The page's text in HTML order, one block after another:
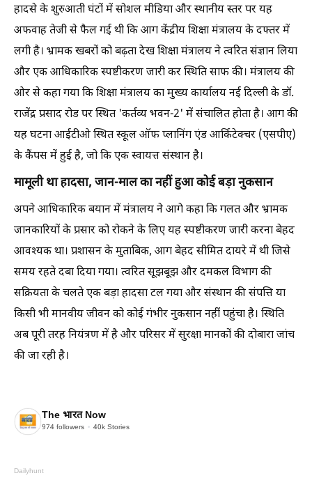
हादसे के शुरुआती घंटों में सोशल मीडिया और स्थानीय स्तर पर यह
अफवाह तेजी से फैल गई थी कि आग केंद्रीय शिक्षा मंत्रालय के दफ्तर में
लगी है। भ्रामक खबरों को बढ़ता देख शिक्षा मंत्रालय ने त्वरित संज्ञान लिया
और एक आधिकारिक स्पष्टीकरण जारी कर स्थिति साफ की। मंत्रालय की
ओर से कहा गया कि शिक्षा मंत्रालय का मुख्य कार्यालय नई दिल्ली के डॉ.
राजेंद्र प्रसाद रोड पर स्थित 'कर्तव्य भवन-2' में संचालित होता है। आग की
यह घटना आईटीओ स्थित स्कूल ऑफ प्लानिंग एंड आर्किटेक्चर (एसपीए)
के कैंपस में हुई है, जो कि एक स्वायत्त संस्थान है।
मामूली था हादसा, जान-माल का नहीं हुआ कोई बड़ा नुकसान
अपने आधिकारिक बयान में मंत्रालय ने आगे कहा कि गलत और भ्रामक
जानकारियों के प्रसार को रोकने के लिए यह स्पष्टीकरण जारी करना बेहद
आवश्यक था। प्रशासन के मुताबिक, आग बेहद सीमित दायरे में थी जिसे
समय रहते दबा दिया गया। त्वरित सूझबूझ और दमकल विभाग की
सक्रियता के चलते एक बड़ा हादसा टल गया और संस्थान की संपत्ति या
किसी भी मानवीय जीवन को कोई गंभीर नुकसान नहीं पहुंचा है। स्थिति
अब पूरी तरह नियंत्रण में है और परिसर में सुरक्षा मानकों की दोबारा जांच
की जा रही है।
The भारत Now
974 followers 40k Stories
Dailyhunt